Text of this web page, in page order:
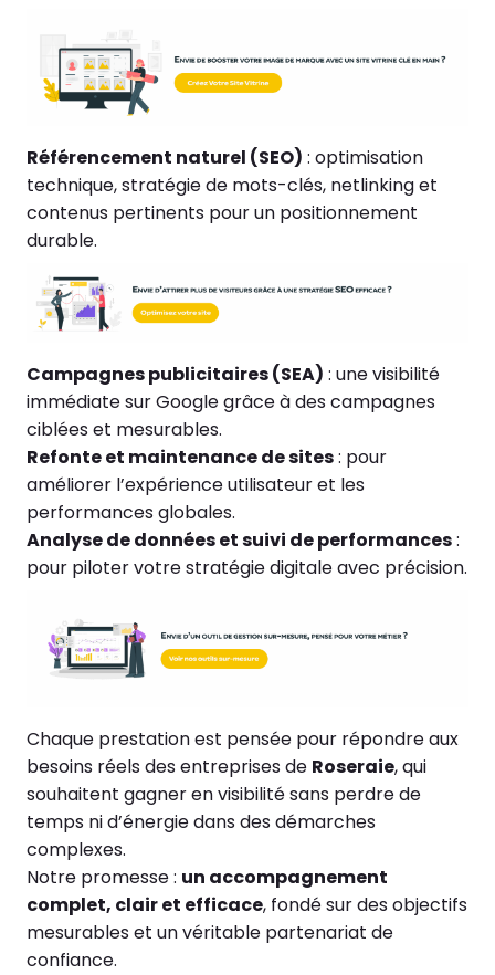
Référencement naturel (SEO) : optimisation
technique, stratégie de mots-clés, netlinking et
contenus pertinents pour un positionnement
durable.
Campagnes publicitaires (SEA) : une visibilité
immédiate sur Google grâce à des campagnes
ciblées et mesurables.
Refonte et maintenance de sites: pour
améliorer l’expérience utilisateur et les
performances globales.
Analyse de données et suivi de performances:
pour piloter votre stratégie digitale avec précision.
Chaque prestation est pensée pour répondre aux
besoins réels des entreprises de Roseraie, qui
souhaitent gagner en visibilité sans perdre de
temps ni d’énergie dans des démarches
complexes.
Notre promesse : un accompagnement
complet, clair et efficace, fondé sur des objectifs
mesurables et un véritable partenariat de
confiance.